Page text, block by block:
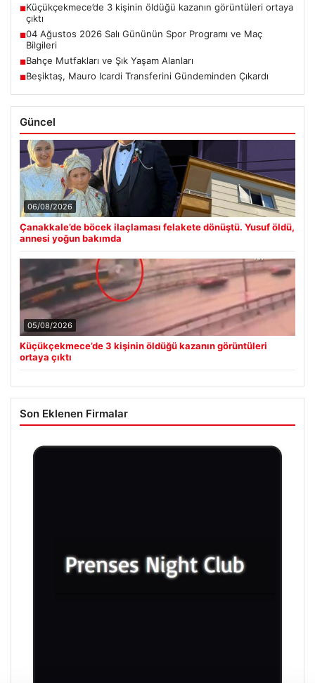
■Küçükçekmece’de 3 kişinin öldüğü kazanın görüntüleri ortaya
çıktı
■04 Ağustos 2026 Salı Gününün Spor Programı ve Maç
Bilgileri
■Bahçe Mutfakları ve Şık Yaşam Alanları
■Beşiktaş, Mauro Icardi Transferini Gündeminden Çıkardı
Güncel
06/08/2026
Çanakkale’de böcek ilaçlaması felakete dönüştü. Yusuf öldü,
annesi yoğun bakımda
05/08/2026
Küçükçekmece’de 3 kişinin öldüğü kazanın görüntüleri
ortaya çıktı
Son Eklenen Firmalar